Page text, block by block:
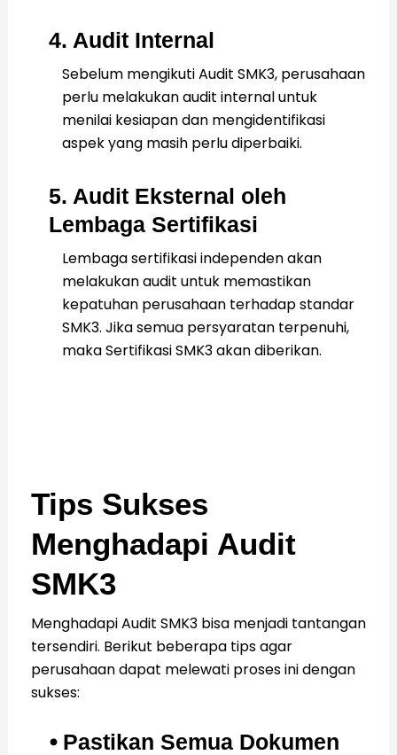
4. Audit Internal
Sebelum mengikuti Audit SMK3, perusahaan
perlu melakukan audit internal untuk
menilai kesiapan dan mengidentifikasi
aspek yang masih perlu diperbaiki.
5. Audit Eksternal oleh
Lembaga Sertifikasi
Lembaga sertifikasi independen akan
melakukan audit untuk memastikan
kepatuhan perusahaan terhadap standar
SMK3. Jika semua persyaratan terpenuhi,
maka Sertifikasi SMK3 akan diberikan.
Tips Sukses
Menghadapi Audit
SMK3
Menghadapi Audit SMK3 bisa menjadi tantangan
tersendiri. Berikut beberapa tips agar
perusahaan dapat melewati proses ini dengan
sukses:
⦁ Pastikan Semua Dokumen